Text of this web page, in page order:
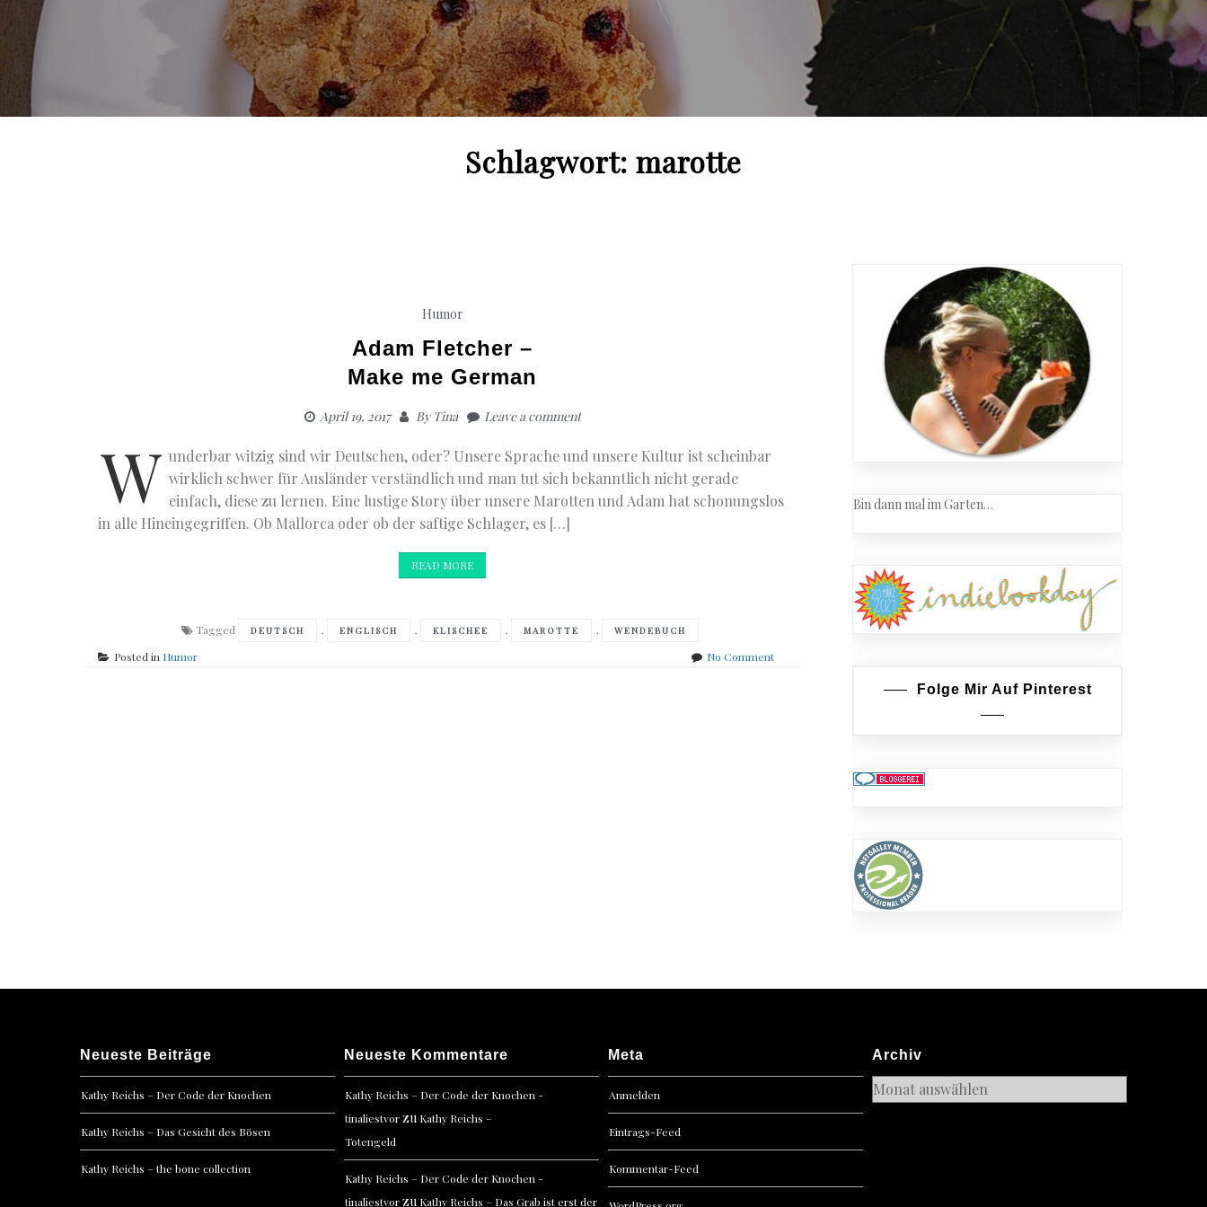
Schlagwort: marotte
Humor
Adam Fletcher –
Make me German
April 19, 2017 ByTina Leave a comment
W underbar witzig sind wir Deutschen, oder? Unsere Sprache und unsere Kultur ist scheinbar
wirklich schwer für Ausländer verständlich und man tut sich bekanntlich nicht gerade
einfach, diese zu lernen. Eine lustige Story über unsere Marotten und Adam hat schonungslos
in alle Hineingegriffen. Ob Mallorca oder ob der saftige Schlager, es […]
READ MORE
Tagged DEUTSCH , ENGLISCH , KLISCHEE , MAROTTE , WENDEBUCH
Posted in Humor No Commenton
Bin dann mal im Garten…
Folge Mir Auf Pinterest
Neueste Beiträge
Kathy Reichs – Der Code der Knochen
Kathy Reichs – Das Gesicht des Bösen
Kathy Reichs – the bone collection
Neueste Kommentare
Kathy Reichs – Der Code der Knochen -
tinaliestvorzu Kathy Reichs –
Totengeld
Kathy Reichs – Der Code der Knochen -
tinaliestvorzu Kathy Reichs – Das Grab ist erst der
Meta
Anmelden
Eintrags-Feed
Kommentar-Feed
Archiv
Archiv